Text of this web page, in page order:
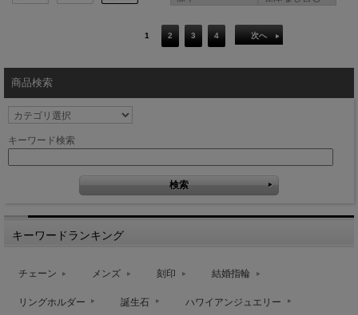
1 2 3 4 次へ
商品検索
キーワード検索
キーワードランキング
チェーン メンズ 刻印 結婚指輪
リングホルダー 誕生石 ハワイアンジュエリー